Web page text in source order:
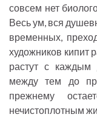
совсем нет
Весь ум, вся
временных,
художников кипит
растут с каждым
между тем до
прежнему
нечистоплотным